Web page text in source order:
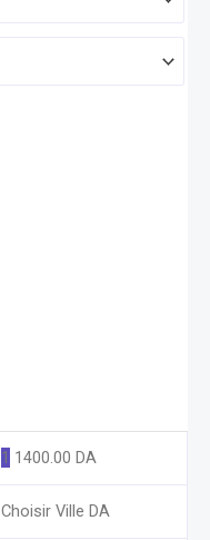
1 1400.00 DA
Choisir Ville DA